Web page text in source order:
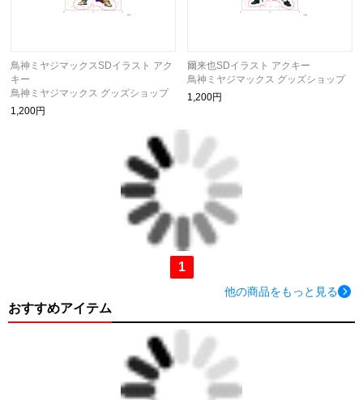
鳥神ミヤジマックスSDイラスト アク
キー
鳥神ミヤジマックス グッズショップ
1,200円
爾来也SDイラスト アクキー
鳥神ミヤジマックス グッズショップ
1,200円
1
他の商品をもっと見る
おすすめアイテム